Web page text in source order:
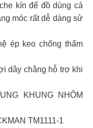
kín để đồ dùng cá
móc rất dễ dàng sử
ép keo chống thấm
dây chằng hỗ trợ khi
KHUNG NHÔM
TM1111-1